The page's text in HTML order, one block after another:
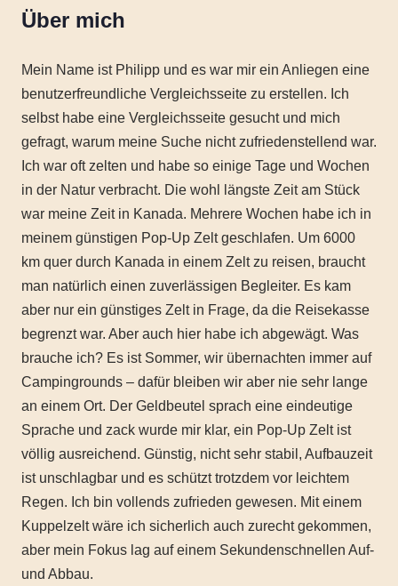
Über mich
Mein Name ist Philipp und es war mir ein Anliegen eine
benutzerfreundliche Vergleichsseite zu erstellen. Ich
selbst habe eine Vergleichsseite gesucht und mich
gefragt, warum meine Suche nicht zufriedenstellend war.
Ich war oft zelten und habe so einige Tage und Wochen
in der Natur verbracht. Die wohl längste Zeit am Stück
war meine Zeit in Kanada. Mehrere Wochen habe ich in
meinem günstigen Pop-Up Zelt geschlafen. Um 6000
km quer durch Kanada in einem Zelt zu reisen, braucht
man natürlich einen zuverlässigen Begleiter. Es kam
aber nur ein günstiges Zelt in Frage, da die Reisekasse
begrenzt war. Aber auch hier habe ich abgewägt. Was
brauche ich? Es ist Sommer, wir übernachten immer auf
Campingrounds – dafür bleiben wir aber nie sehr lange
an einem Ort. Der Geldbeutel sprach eine eindeutige
Sprache und zack wurde mir klar, ein Pop-Up Zelt ist
völlig ausreichend. Günstig, nicht sehr stabil, Aufbauzeit
ist unschlagbar und es schützt trotzdem vor leichtem
Regen. Ich bin vollends zufrieden gewesen. Mit einem
Kuppelzelt wäre ich sicherlich auch zurecht gekommen,
aber mein Fokus lag auf einem Sekundenschnellen Auf-
und Abbau.